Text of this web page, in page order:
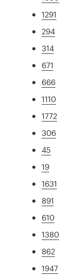
1291
294
314
671
666
1110
1772
306
45
19
1631
891
610
1380
862
1947